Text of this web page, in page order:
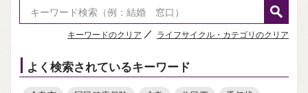
キーワードのクリア ライフサイクル・カテゴリのクリア
よく検索されているキーワード